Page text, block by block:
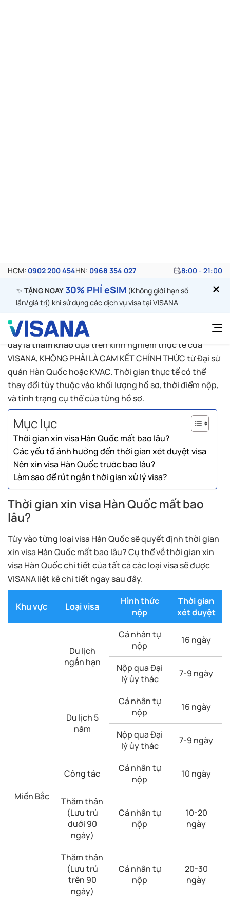
mạng, hay có thể kéo dài hơn? Và làm thế nào để rút
ngắn thời gian xử lý hồ sơ một cách an toàn và hiệu quả
nhất? Tất cả thông tin sẽ được chúng tôi cập nhật
Lưu ý quan trọng:Thời gian xét duyệt trong bảng dưới
đây làtham khảodựa trên kinh nghiệm thực tế của
VISANA, KHÔNG PHẢI LÀ CAM KẾT CHÍNH THỨC từ Đại sứ
quán Hàn Quốc hoặc KVAC. Thời gian thực tế có thể
thay đổi tùy thuộc vào khối lượng hồ sơ, thời điểm nộp,
và tình trạng cụ thể của từng hồ sơ.
Mục lục
Thời gian xin visa Hàn Quốc mất bao lâu?
Các yếu tố ảnh hưởng đến thời gian xét duyệt visa
Nên xin visa Hàn Quốc trước bao lâu?
Làm sao để rút ngắn thời gian xử lý visa?
Thời gian xin visa Hàn Quốc mất bao
lâu?
Tùy vào từng loại visa Hàn Quốc sẽ quyết định thời gian
xin visa Hàn Quốc mất bao lâu? Cụ thể về thời gian xin
visa Hàn Quốc chi tiết của tất cả các loại visa sẽ được
VISANA liệt kê chi tiết ngay sau đây.
Khu vực Loại visa
Hình thức
nộp
Thời gian
xét duyệt
Miền Bắc
Du lịch
ngắn hạn
Cá nhân tự
nộp
16 ngày
Nộp qua Đại
lý ủy thác
7-9 ngày
Du lịch 5
năm
Cá nhân tự
nộp
16 ngày
Nộp qua Đại
lý ủy thác
7-9 ngày
Công tác
Cá nhân tự
nộp
10 ngày
Thăm thân
(Lưu trú
dưới 90
ngày)
Cá nhân tự
nộp
10-20
ngày
Thăm thân
(Lưu trú
trên 90
ngày)
Cá nhân tự
nộp
20-30
ngày